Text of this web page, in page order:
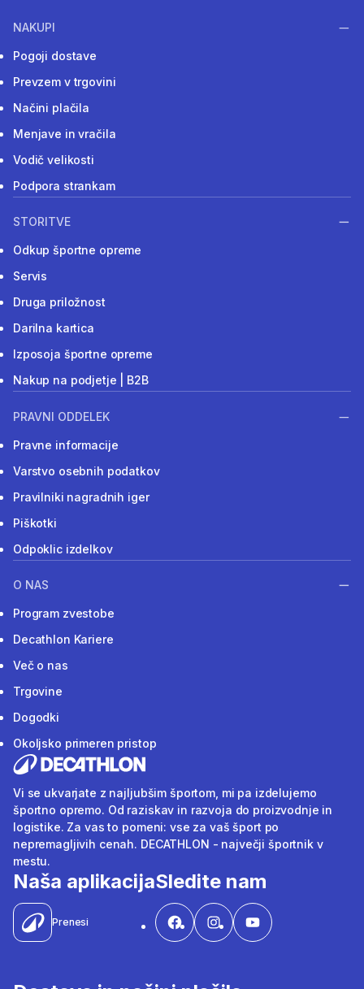
NAKUPI
Pogoji dostave
Prevzem v trgovini
Načini plačila
Menjave in vračila
Vodič velikosti
Podpora strankam
STORITVE
Odkup športne opreme
Servis
Druga priložnost
Darilna kartica
Izposoja športne opreme
Nakup na podjetje | B2B
PRAVNI ODDELEK
Pravne informacije
Varstvo osebnih podatkov
Pravilniki nagradnih iger
Piškotki
Odpoklic izdelkov
O NAS
Program zvestobe
Decathlon Kariere
Več o nas
Trgovine
Dogodki
Okoljsko primeren pristop
Vi se ukvarjate z najljubšim športom, mi pa izdelujemo
športno opremo. Od raziskav in razvoja do proizvodnje in
logistike. Za vas to pomeni: vse za vaš šport po
nepremagljivih cenah. DECATHLON - največji športnik v
mestu.
Naša aplikacija
Prenesi
Sledite nam